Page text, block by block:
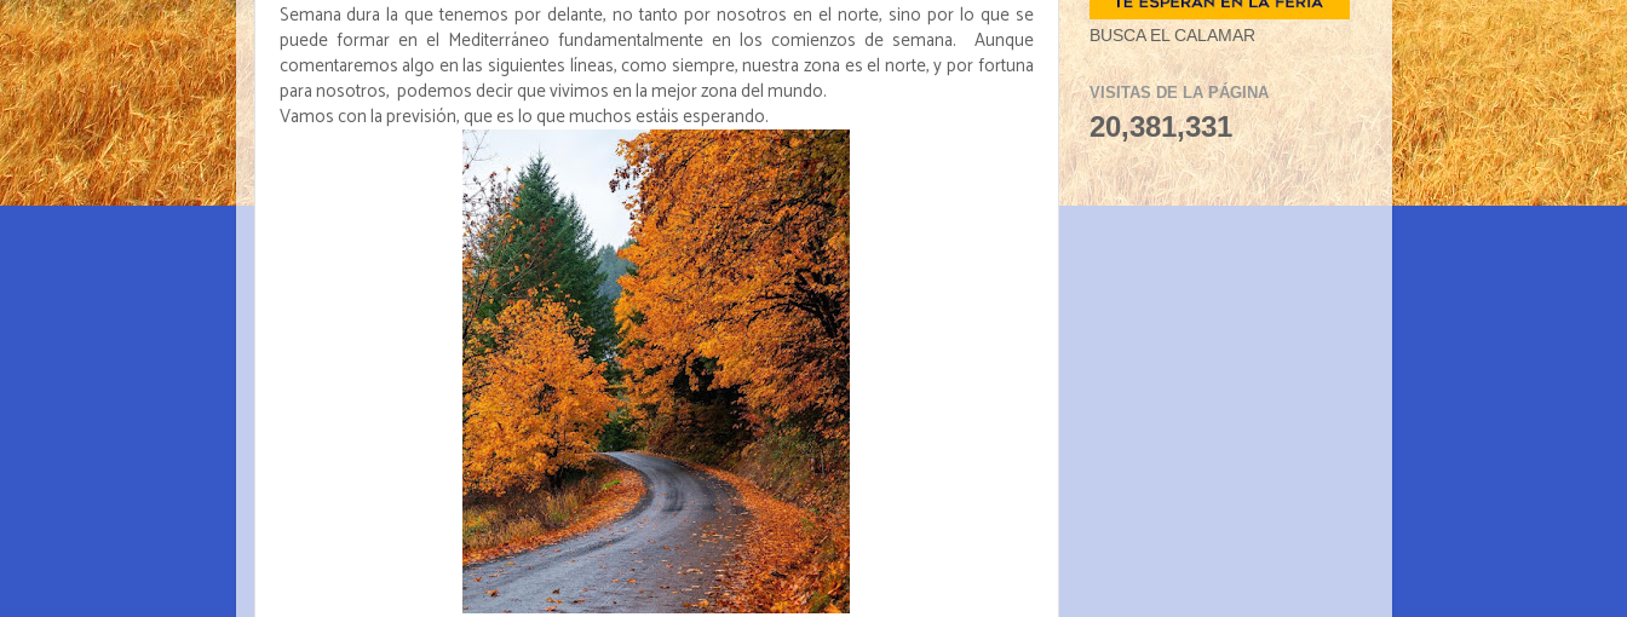
Semana dura la que tenemos por delante, no tanto por nosotros en el norte, sino por lo que se
puede formar en el Mediterráneo fundamentalmente en los comienzos de semana. Aunque
comentaremos algo en las siguientes líneas, como siempre, nuestra zona es el norte, y por fortuna
para nosotros, podemos decir que vivimos en la mejor zona del mundo.
Vamos con la previsión, que es lo que muchos estáis esperando.
BUSCA EL CALAMAR
VISITAS DE LA PÁGINA
20,381,331